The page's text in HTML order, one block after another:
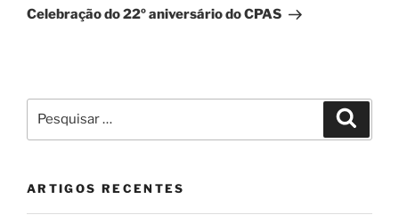
seguinte
Celebração do 22º aniversário do CPAS
por:
ARTIGOS RECENTES